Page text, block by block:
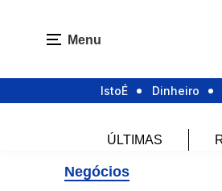
Menu
IstoÉ Dinheiro
ÚLTIMAS
Negócios